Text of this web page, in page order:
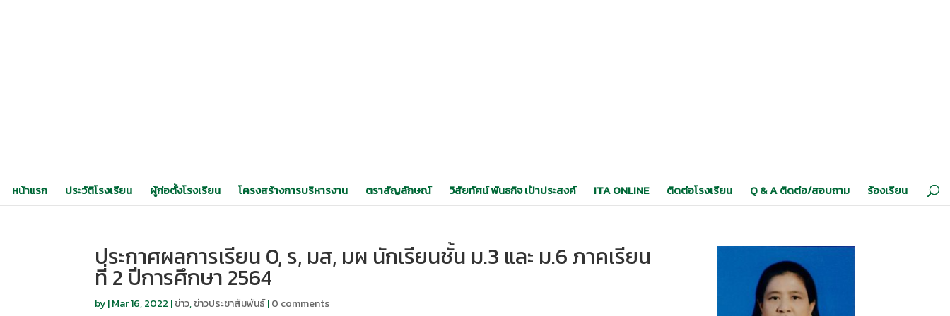
หน้าแรก ประวัติโรงเรียน ผู้ก่อตั้งโรงเรียน โครงสร้างการบริหารงาน ตราสัญลักษณ์ วิสัยทัศน์ พันธกิจ เป้าประสงค์ ITA ONLINE ติดต่อโรงเรียน Q & A ติดต่อ/สอบถาม ร้องเรียน
ประกาศผลการเรียน 0, ร, มส, มผ นักเรียนชั้น ม.3 และ ม.6 ภาคเรียน
ที่ 2 ปีการศึกษา 2564
by|Mar 16, 2022 |ข่าว,ข่าวประชาสัมพันธ์|0 comments